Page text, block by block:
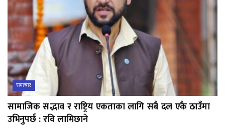
समाचार
सामाजिक सद्भाव र राष्ट्रिय एकताका लागि सबै दल एकै ठाउँमा
उभिनुपर्छ : रवि लामिछाने